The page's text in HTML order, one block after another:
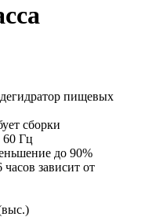
дегидратор пищевых
сборки
Гц
до 90%
часов зависит от